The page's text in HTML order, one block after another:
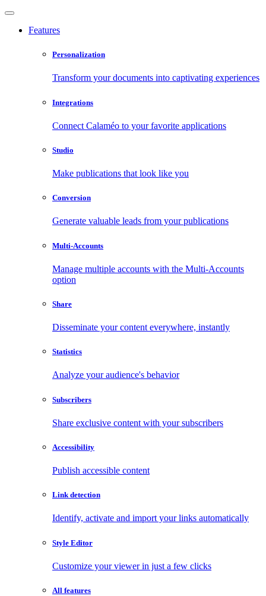
Features
Personalization
Transform your documents into captivating experiences
Integrations
Connect Calaméo to your favorite applications
Studio
Make publications that look like you
Conversion
Generate valuable leads from your publications
Multi-Accounts
Manage multiple accounts with the Multi-Accounts
option
Share
Disseminate your content everywhere, instantly
Statistics
Analyze your audience's behavior
Subscribers
Share exclusive content with your subscribers
Accessibility
Publish accessible content
Link detection
Identify, activate and import your links automatically
Style Editor
Customize your viewer in just a few clicks
All features